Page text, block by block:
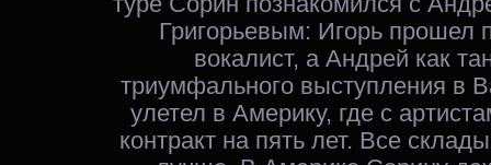
Григорьевым: Игорь прошел
вокалист, а Андрей как
триумфального выступления в
улетел в Америку, где с
контракт на пять лет. Все